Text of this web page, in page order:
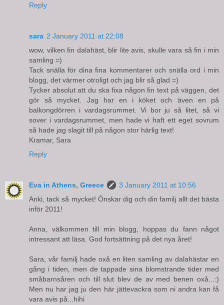
Reply
sara 2 January 2011 at 22:08
wow, vilken fin dalahäst, blir lite avis, skulle vara så fin i min
samling =)
Tack snälla för dina fina kommentarer och snälla ord i min
blogg, det värmer otroligt och jag blir så glad =)
Tycker absolut att du ska fixa någon fin text på väggen, det
gör så mycket. Jag har en i köket och även en på
balkongdörren i vardagsrummet. Vi bor ju så litet, så vi
sover i vardagsrummet, men hade vi haft ett eget sovrum
så hade jag slagit till på någon stor härlig text!
Kramar, Sara
Reply
Eva in Athens, Greece
3 January 2011 at 10:56
Anki, tack så mycket! Önskar dig och din familj allt det bästa
inför 2011!
Anna, välkommen till min blogg, hoppas du fann något
intressant att läsa. God fortsättning på det nya året!
Sara, vår familj hade oxå en liten samling av dalahästar en
gång i tiden, men de tappade sina blomstrande tider med
småbarnsåren och till slut blev de av med benen oxå...:)
Men nu har jag ju den här jättevackra som ni andra kan få
vara avis på...hihi